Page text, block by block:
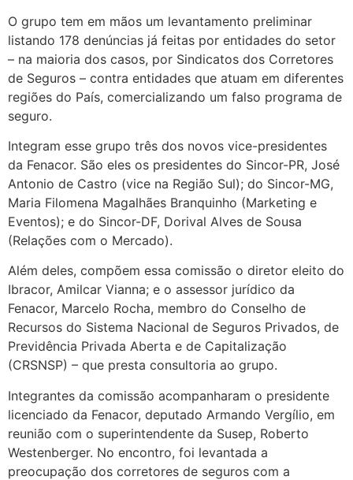
O grupo tem em mãos um levantamento preliminar
listando 178 denúncias já feitas por entidades do setor
– na maioria dos casos, por Sindicatos dos Corretores
de Seguros – contra entidades que atuam em diferentes
regiões do País, comercializando um falso programa de
seguro.
Integram esse grupo três dos novos vice-presidentes
da Fenacor. São eles os presidentes do Sincor-PR, José
Antonio de Castro (vice na Região Sul); do Sincor-MG,
Maria Filomena Magalhães Branquinho (Marketing e
Eventos); e do Sincor-DF, Dorival Alves de Sousa
(Relações com o Mercado).
Além deles, compõem essa comissão o diretor eleito do
Ibracor, Amilcar Vianna; e o assessor jurídico da
Fenacor, Marcelo Rocha, membro do Conselho de
Recursos do Sistema Nacional de Seguros Privados, de
Previdência Privada Aberta e de Capitalização
(CRSNSP) – que presta consultoria ao grupo.
Integrantes da comissão acompanharam o presidente
licenciado da Fenacor, deputado Armando Vergílio, em
reunião com o superintendente da Susep, Roberto
Westenberger. No encontro, foi levantada a
preocupação dos corretores de seguros com a